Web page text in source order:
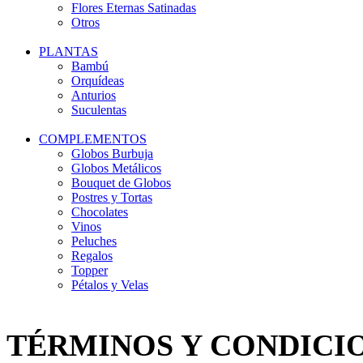
Flores Eternas Satinadas
Otros
PLANTAS
Bambú
Orquídeas
Anturios
Suculentas
COMPLEMENTOS
Globos Burbuja
Globos Metálicos
Bouquet de Globos
Postres y Tortas
Chocolates
Vinos
Peluches
Regalos
Topper
Pétalos y Velas
TÉRMINOS Y